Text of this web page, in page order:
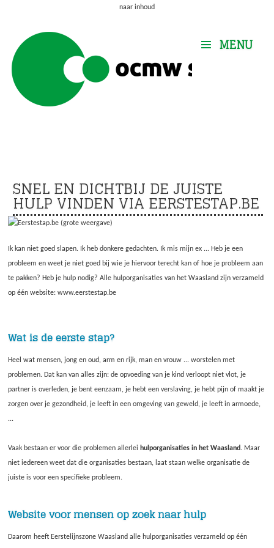
naar inhoud
MENU
SNEL EN DICHTBIJ DE JUISTE
HULP VINDEN VIA EERSTESTAP.BE
Ik kan niet goed slapen. Ik heb donkere gedachten. Ik mis mijn ex ... Heb je een
probleem en weet je niet goed bij wie je hiervoor terecht kan of hoe je probleem aan
te pakken? Heb je hulp nodig? Alle hulporganisaties van het Waasland zijn verzameld
op één website: www.eerstestap.be
Wat is de eerste stap?
Heel wat mensen, jong en oud, arm en rijk, man en vrouw ... worstelen met
problemen. Dat kan van alles zijn: de opvoeding van je kind verloopt niet vlot, je
partner is overleden, je bent eenzaam, je hebt een verslaving, je hebt pijn of maakt je
zorgen over je gezondheid, je leeft in een omgeving van geweld, je leeft in armoede,
...
Vaak bestaan er voor die problemen allerlei hulporganisaties in het Waasland. Maar
niet iedereen weet dat die organisaties bestaan, laat staan welke organisatie de
juiste is voor een specifieke probleem.
Website voor mensen op zoek naar hulp
Daarom heeft Eerstelijnszone Waasland alle hulporganisaties verzameld op één